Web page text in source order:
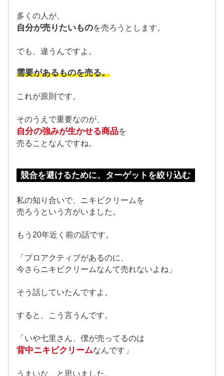
多くの人が、
自分が売りたいものを売ろうとします。
でも、違うんですよ。
需要があるものを売る。
これが原則です。
そのうえで重要なのが、
自分の強みが生かせる商品を
売ることなんですね。
競合を避けるために、ターゲットを絞り込む
私の知り合いで、ニキビクリームを
売ろうという方がいました。
もう20年近く前の話です。
「プロアクティブがあるのに、
今さらニキビクリームなんて売れないよね」
そう話していたんですよ。
すると、こう言うんです。
「いや七里さん、僕が売ってるのは
背中ニキビクリームなんです」
うまいな、と思いました。